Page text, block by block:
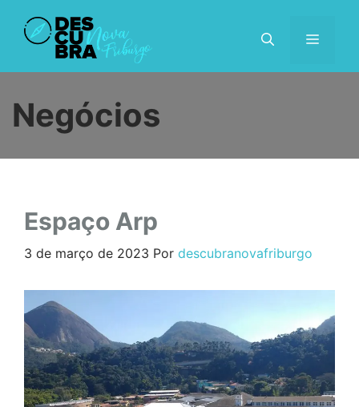
para
MENU
Negócios
Espaço Arp
3 de março de 2023 Por descubranovafriburgo